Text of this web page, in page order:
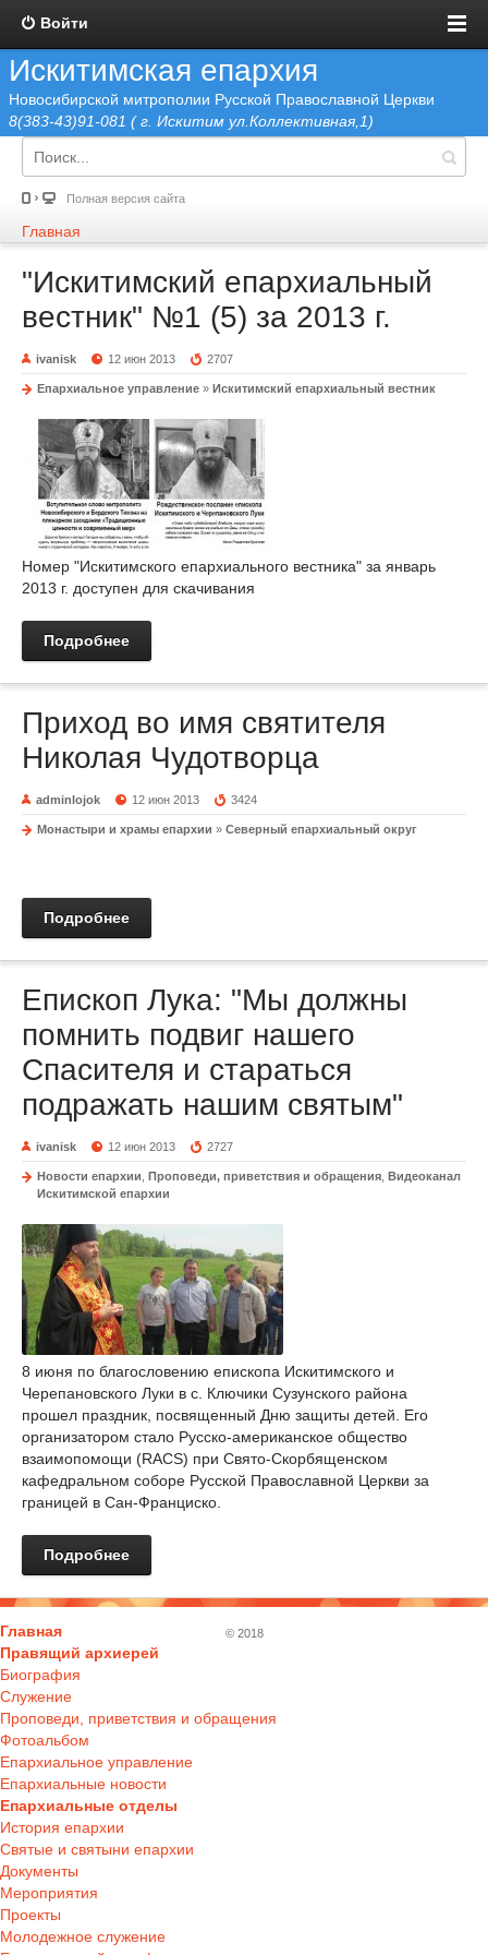
Войти
Искитимская епархия
Новосибирской митрополии Русской Православной Церкви
8(383-43)91-081 ( г. Искитим ул.Коллективная,1)
Полная версия сайта
Главная
"Искитимский епархиальный
вестник" №1 (5) за 2013 г.
ivanisk 12 июн 2013 2707
Епархиальное управление » Искитимский епархиальный вестник
Номер "Искитимского епархиального вестника" за январь
2013 г. доступен для скачивания
Подробнее
Приход во имя святителя
Николая Чудотворца
adminlojok 12 июн 2013 3424
Монастыри и храмы епархии » Северный епархиальный округ
Подробнее
Епископ Лука: "Мы должны
помнить подвиг нашего
Спасителя и стараться
подражать нашим святым"
ivanisk 12 июн 2013 2727
Новости епархии Проповеди, приветствия и обращения Видеоканал
Искитимской епархии
8 июня по благословению епископа Искитимского и
Черепановского Луки в с. Ключики Сузунского района
прошел праздник, посвященный Дню защиты детей. Его
организатором стало Русско-американское общество
взаимопомощи (RACS) при Свято-Скорбященском
кафедральном соборе Русской Православной Церкви за
границей в Сан-Франциско.
Подробнее
Главная
Правящий архиерей
Биография
Служение
Проповеди, приветствия и обращения
Фотоальбом
Епархиальное управление
Епархиальные новости
Епархиальные отделы
История епархии
Святые и святыни епархии
Документы
Мероприятия
Проекты
Молодежное служение
© 2018